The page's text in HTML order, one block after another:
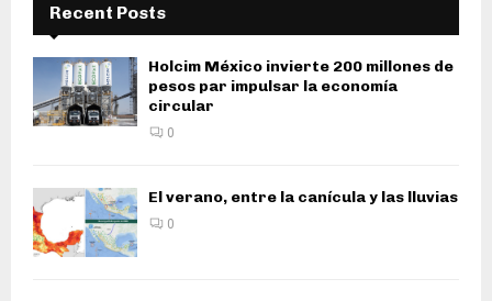
Recent Posts
Holcim México invierte 200 millones de
pesos par impulsar la economía
circular
0
El verano, entre la canícula y las lluvias
0